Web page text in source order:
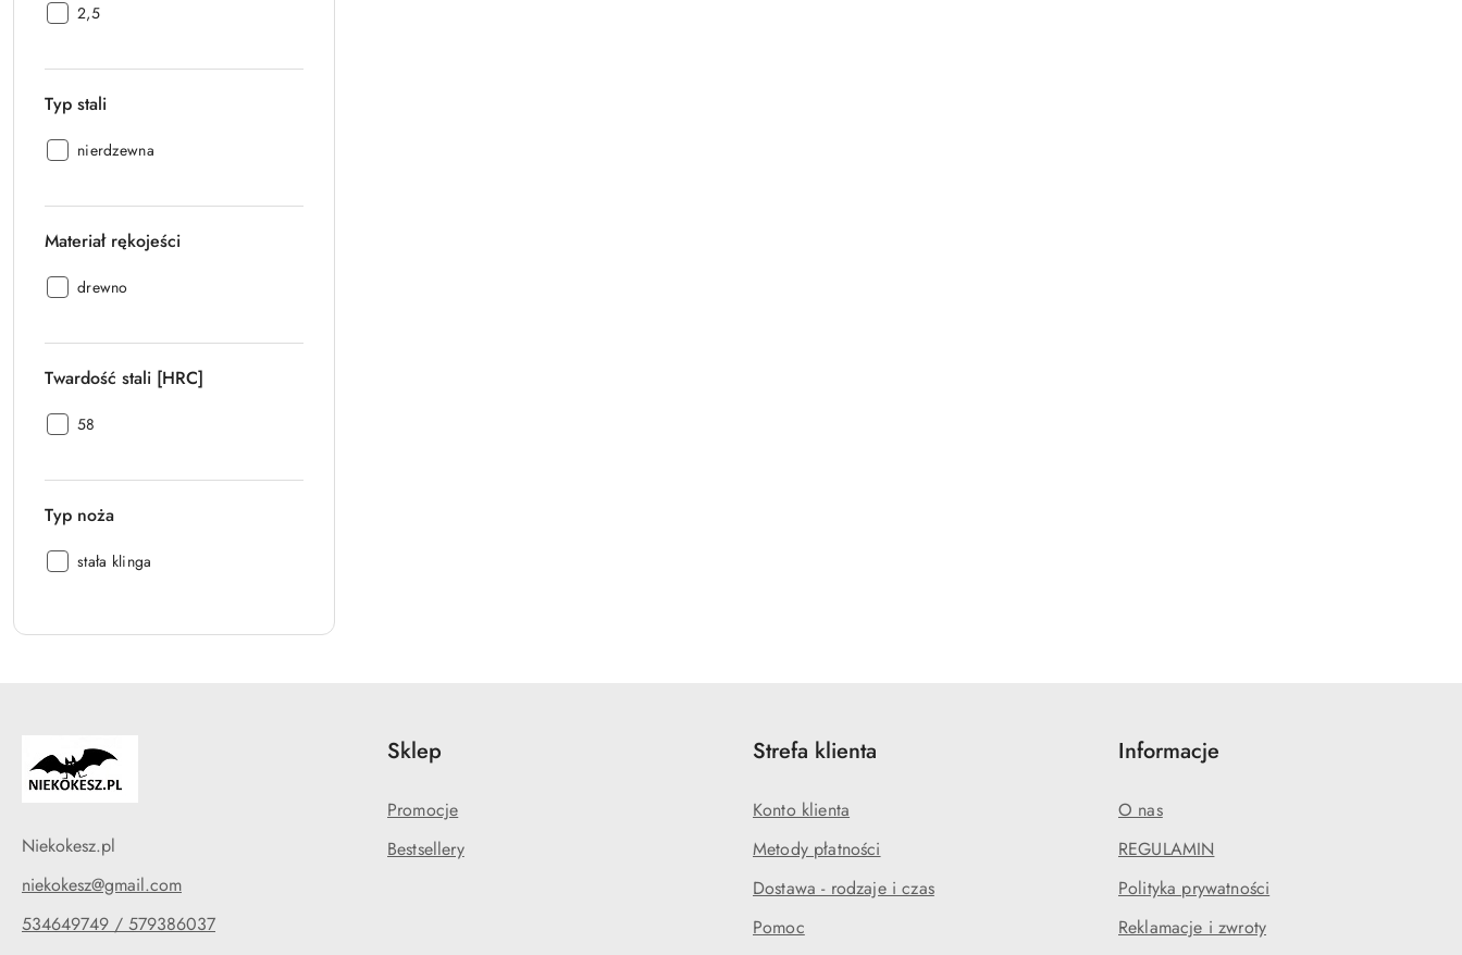
Grubość
2,5
Typ stali
Typ
nierdzewna
Materiał rękojeści
Materiał
drewno
Twardość stali [HRC]
Twardość
58
Typ noża
Typ
stała klinga
Niekokesz.pl
niekokesz@gmail.com
534649749 / 579386037
Sklep
Promocje
Bestsellery
Strefa klienta
Konto klienta
Metody płatności
Dostawa - rodzaje i czas
Pomoc
Informacje
O nas
REGULAMIN
Polityka prywatności
Reklamacje i zwroty